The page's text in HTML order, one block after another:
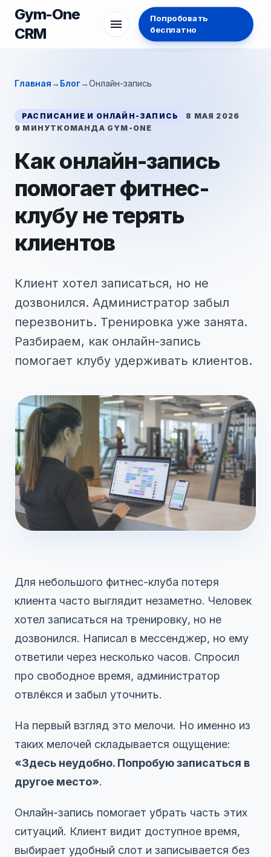
Gym-One
CRM
menu
Попробовать
бесплатно
Главная→ Блог →Онлайн-запись
РАСПИСАНИЕ И ОНЛАЙН-ЗАПИСЬ
8 МАЯ 2026
9 МИНУТ КОМАНДА GYM-ONE
Как онлайн-запись
помогает фитнес-
клубу не терять
клиентов
Клиент хотел записаться, но не
дозвонился. Администратор забыл
перезвонить. Тренировка уже занята.
Разбираем, как онлайн-запись
помогает клубу удерживать клиентов.
Для небольшого фитнес-клуба потеря
клиента часто выглядит незаметно. Человек
хотел записаться на тренировку, но не
дозвонился. Написал в мессенджер, но ему
ответили через несколько часов. Спросил
про свободное время, администратор
отвлёкся и забыл уточнить.
На первый взгляд это мелочи. Но именно из
таких мелочей складывается ощущение:
«Здесь неудобно. Попробую записаться в
другое место».
Онлайн-запись помогает убрать часть этих
ситуаций. Клиент видит доступное время,
выбирает удобный слот и записывается без